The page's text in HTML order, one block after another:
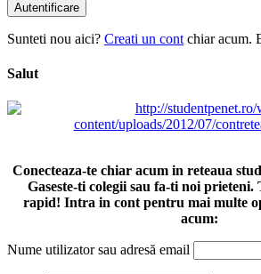
Sunteti nou aici? Creati un cont chiar acum.
Salut
Conecteaza-te chiar acum in reteaua
Gaseste-ti colegii sau fa-ti noi prieteni.
rapid! Intra in cont pentru mai multe
acum:
Nume utilizator sau adresă email